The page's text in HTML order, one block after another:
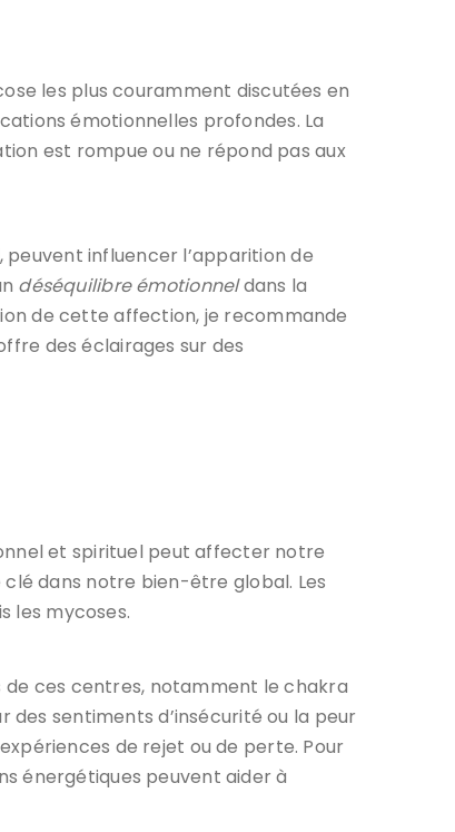
les plus couramment discutées en
émotionnelles profondes. La
est rompue ou ne répond pas aux
influencer l’apparition de
déséquilibre émotionneldans la
de cette affection, je recommande
des éclairages sur des
et spirituel peut affecter notre
dans notre bien-être global. Les
les mycoses.
de ces centres, notamment le chakra
sentiments d’insécurité ou la peur
de rejet ou de perte. Pour
énergétiques peuvent aider à